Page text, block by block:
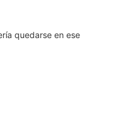
quedarse en ese